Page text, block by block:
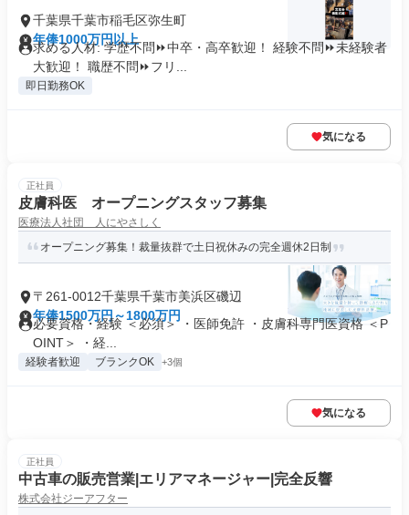
千葉県千葉市稲毛区弥生町
年俸1000万円以上
求める人材: 学歴不問⏩中卒・高卒歓迎！ 経験不問⏩未経験者
大歓迎！ 職歴不問⏩フリ...
即日勤務OK
気になる
正社員
皮膚科医 オープニングスタッフ募集
医療法人社団 人にやさしく
オープニング募集！裁量抜群で土日祝休みの完全週休2日制
〒261-0012千葉県千葉市美浜区磯辺
年俸1500万円～1800万円
必要資格・経験 ＜必須＞ ・医師免許 ・皮膚科専門医資格 ＜P
OINT＞ ・経...
経験者歓迎 ブランクOK +3個
気になる
正社員
中古車の販売営業|エリアマネージャー|完全反響
株式会社ジーアフター